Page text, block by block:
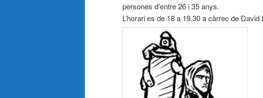
persones d’entre 26 i 35 anys.
L’horari es de 18 a 19.30 a càrrec de David